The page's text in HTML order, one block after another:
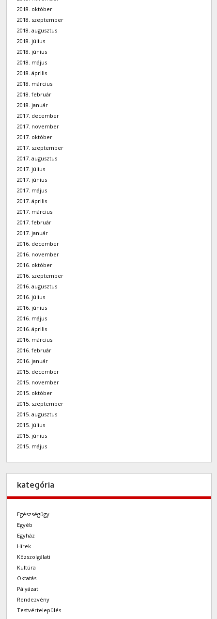
2018. október
2018. szeptember
2018. augusztus
2018. július
2018. június
2018. május
2018. április
2018. március
2018. február
2018. január
2017. december
2017. november
2017. október
2017. szeptember
2017. augusztus
2017. július
2017. június
2017. május
2017. április
2017. március
2017. február
2017. január
2016. december
2016. november
2016. október
2016. szeptember
2016. augusztus
2016. július
2016. június
2016. május
2016. április
2016. március
2016. február
2016. január
2015. december
2015. november
2015. október
2015. szeptember
2015. augusztus
2015. július
2015. június
2015. május
kategória
Egészségügy
Egyéb
Egyház
Hírek
Közszolgálati
Kultúra
Oktatás
Pályázat
Rendezvény
Testvértelepülés